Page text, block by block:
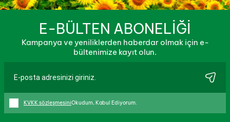
E-BÜLTEN ABONELİĞİ
Kampanya ve yeniliklerden haberdar olmak için e-
bültenimize kayıt olun.
KVKK sözleşmesiniOkudum, Kabul Ediyorum.